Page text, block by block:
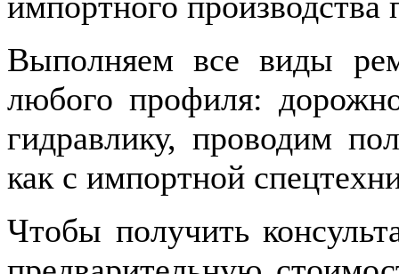
Выполняем все виды
любого профиля:
гидравлику, проводим
как с импортной
Чтобы получить